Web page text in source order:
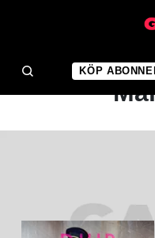
KÖP
Kristian